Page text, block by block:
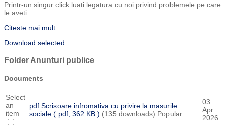
Printr-un singur click luati legatura cu noi privind problemele pe care
le aveti
Citeste mai mult
Download selected
Folder Anunturi publice
Documents
Select
an
item
pdf Scrisoare infromativa cu privire la masurile
sociale ( pdf, 362 KB ) (135 downloads) Popular
03
Apr
2026